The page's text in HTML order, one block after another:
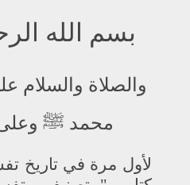
بسم الله
والصلاة والسلام
محمد ﷺ
لأول مرة في تاريخ